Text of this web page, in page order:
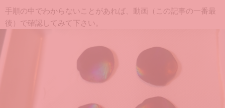
手順の中でわからないことがあれば、動画（この記事の一番最
後）で確認してみて下さい。